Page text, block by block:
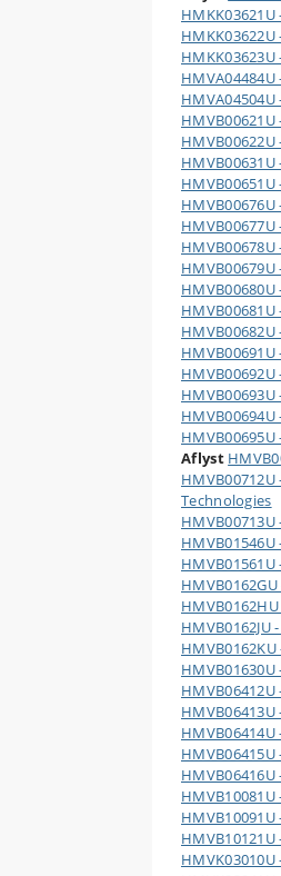
Aflyst
Technologies